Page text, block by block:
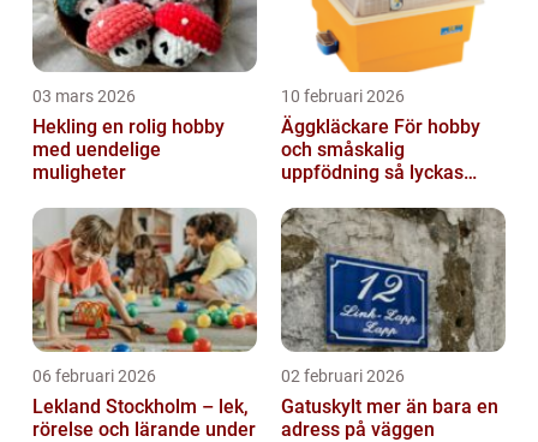
03 mars 2026
Hekling en rolig hobby
med uendelige
muligheter
10 februari 2026
Äggkläckare För hobby
och småskalig
uppfödning så lyckas
06 februari 2026
Lekland Stockholm – lek,
rörelse och lärande under
02 februari 2026
Gatuskylt mer än bara en
adress på väggen